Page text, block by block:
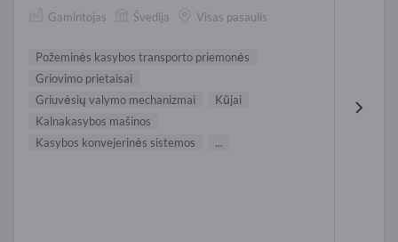
Gamintojas Švedija Visas pasaulis
Požeminės kasybos transporto priemonės
Griovimo prietaisai
Griuvėsių valymo mechanizmai
Kūjai
Kalnakasybos mašinos
Kasybos konvejerinės sistemos
...